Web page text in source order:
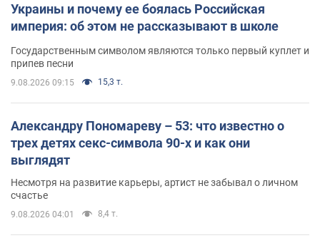
Украины и почему ее боялась Российская
империя: об этом не рассказывают в школе
Государственным символом являются только первый куплет и
припев песни
9.08.2026 09:15 15,3 т.
Александру Пономареву – 53: что известно о
трех детях секс-символа 90-х и как они
выглядят
Несмотря на развитие карьеры, артист не забывал о личном
счастье
9.08.2026 04:01 8,4 т.